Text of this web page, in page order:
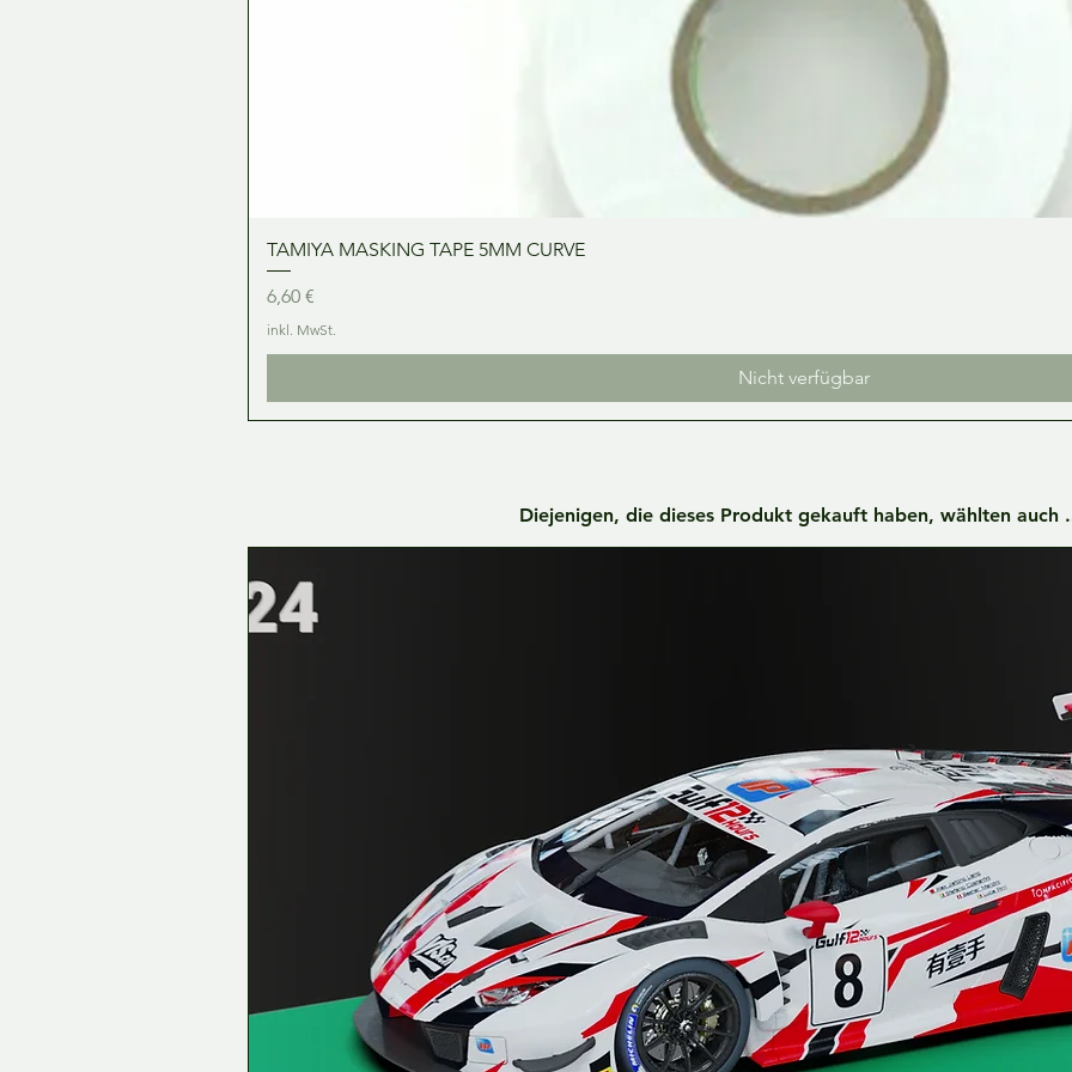
TAMIYA MASKING TAPE 5MM CURVE
Preis
6,60 €
inkl. MwSt.
Nicht verfügbar
Diejenigen, die dieses Produkt gekauft haben, wählten auch